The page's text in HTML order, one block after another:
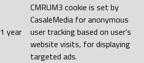
1 year
CMRUM3 cookie is set by
CasaleMedia for anonymous
user tracking based on user's
website visits, for displaying
targeted ads.